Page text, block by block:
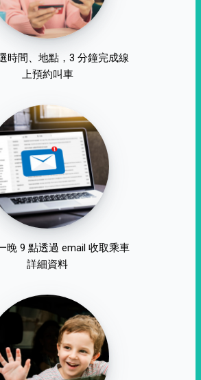
時間、地點，3 分鐘完成線
上預約叫車
晚 9 點透過 email 收取乘車
詳細資料